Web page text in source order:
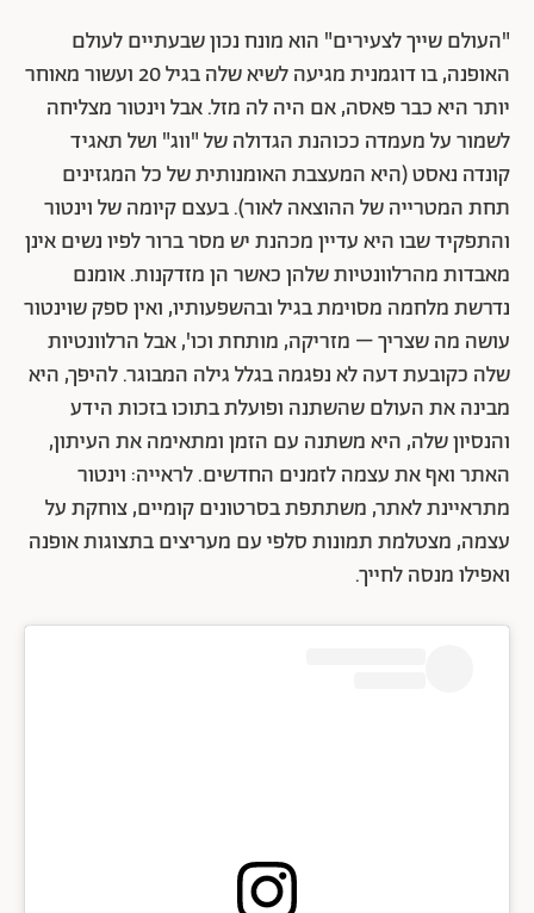
"העולם שייך לצעירים" הוא מונח נכון שבעתיים לעולם
האופנה, בו דוגמנית מגיעה לשיא שלה בגיל 20 ועשור מאוחר
יותר היא כבר פאסה, אם היה לה מזל. אבל וינטור מצליחה
לשמור על מעמדה ככוהנת הגדולה של "ווג" ושל תאגיד
קונדה נאסט (היא המעצבת האומנותית של כל המגזינים
תחת המטרייה של ההוצאה לאור). בעצם קיומה של וינטור
והתפקיד שבו היא עדיין מכהנת יש מסר ברור לפיו נשים אינן
מאבדות מהרלוונטיות שלהן כאשר הן מזדקנות. אומנם
נדרשת מלחמה מסוימת בגיל ובהשפעותיו, ואין ספק שוינטור
עושה מה שצריך – מזריקה, מותחת וכו', אבל הרלוונטיות
שלה כקובעת דעה לא נפגמה בגלל גילה המבוגר. להיפך, היא
מבינה את העולם שהשתנה ופועלת בתוכו בזכות הידע
והנסיון שלה, היא משתנה עם הזמן ומתאימה את העיתון,
האתר ואף את עצמה לזמנים החדשים. לראייה: וינטור
מתראיינת לאתר, משתתפת בסרטונים קומיים, צוחקת על
עצמה, מצטלמת תמונות סלפי עם מעריצים בתצוגות אופנה
ואפילו מנסה לחייך.